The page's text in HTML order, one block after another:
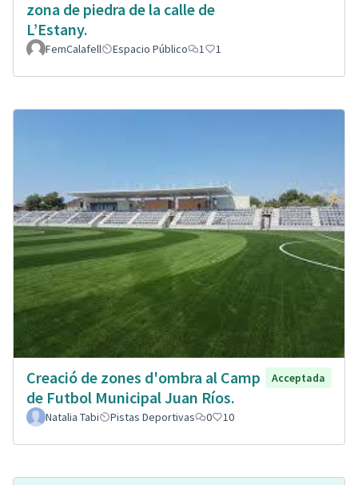
zona de piedra de la calle de
L’Estany.
FemCalafell Espacio Público 1 1
Creació de zones d'ombra al Camp
de Futbol Municipal Juan Ríos.
Acceptada
Natalia Tabi Pistas Deportivas 0 10